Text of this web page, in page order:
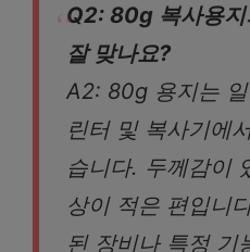
Q2: 80g 복사용지
잘 맞나요?
A2: 80g 용지는
린터 및 복사기에
습니다. 두께감이
상이 적은 편입니
된 장비나 특정 기